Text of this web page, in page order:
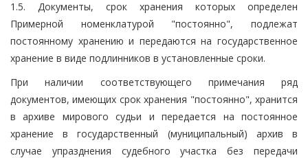
1.5. Документы, срок хранения которых определен
Примерной номенклатурой "постоянно", подлежат
постоянному хранению и передаются на государственное
хранение в виде подлинников в установленные сроки.
При наличии соответствующего примечания ряд
документов, имеющих срок хранения "постоянно", хранится
в архиве мирового судьи и передается на постоянное
хранение в государственный (муниципальный) архив в
случае упразднения судебного участка без передачи